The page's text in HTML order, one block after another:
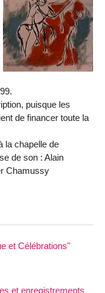
puisque les
de financer toute la
la chapelle de
de son : Alain
Chamussy
et Célébrations"
et enregistrements